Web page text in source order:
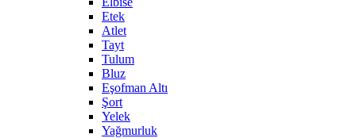
Etek
Atlet
Tayt
Tulum
Bluz
Eşofman Altı
Şort
Yelek
Yağmurluk